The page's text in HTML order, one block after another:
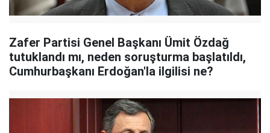
Zafer Partisi Genel Başkanı Ümit Özdağ
tutuklandı mı, neden soruşturma başlatıldı,
Cumhurbaşkanı Erdoğan'la ilgilisi ne?